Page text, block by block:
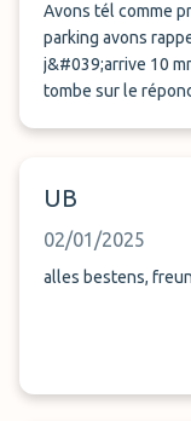
Avons tél comme
parking avons
j&#039;arrive 10
tombe sur le
UB
02/01/2025
alles bestens,